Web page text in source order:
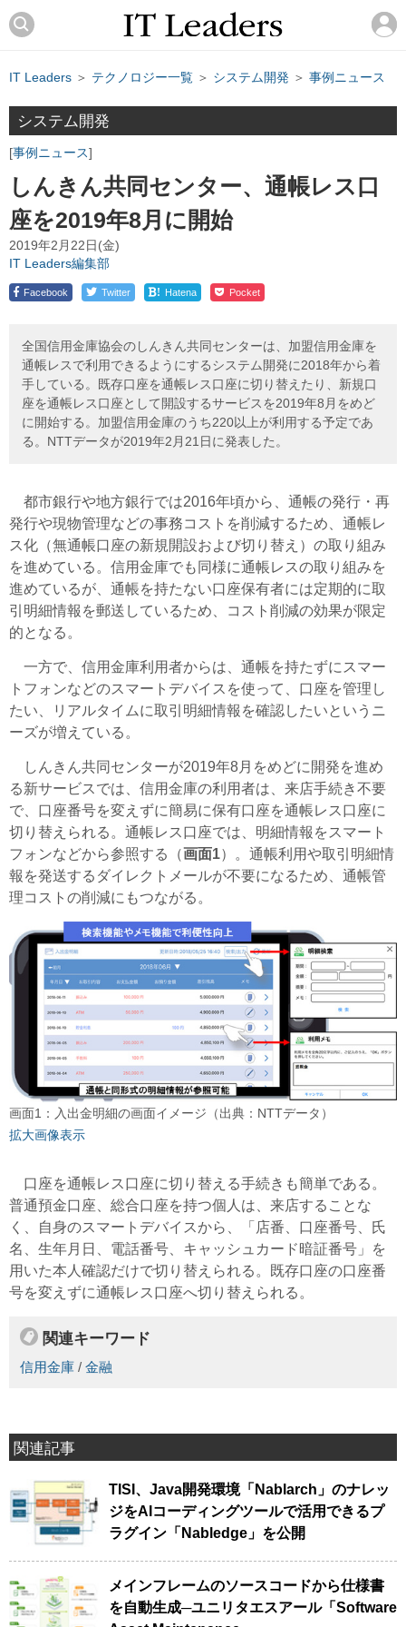
IT Leaders ＞ テクノロジー一覧 ＞ システム開発 ＞ 事例ニュース
システム開発
事例ニュース
しんきん共同センター、通帳レス口
座を2019年8月に開始
2019年2月22日(金)
IT Leaders編集部
Facebook Twitter ! Hatena Pocket
全国信用金庫協会のしんきん共同センターは、加盟信用金庫を
通帳レスで利用できるようにするシステム開発に2018年から着
手している。既存口座を通帳レス口座に切り替えたり、新規口
座を通帳レス口座として開設するサービスを2019年8月をめど
に開始する。加盟信用金庫のうち220以上が利用する予定であ
る。NTTデータが2019年2月21日に発表した。
都市銀行や地方銀行では2016年頃から、通帳の発行・再
発行や現物管理などの事務コストを削減するため、通帳レ
ス化（無通帳口座の新規開設および切り替え）の取り組み
を進めている。信用金庫でも同様に通帳レスの取り組みを
進めているが、通帳を持たない口座保有者には定期的に取
引明細情報を郵送しているため、コスト削減の効果が限定
的となる。
一方で、信用金庫利用者からは、通帳を持たずにスマー
トフォンなどのスマートデバイスを使って、口座を管理し
たい、リアルタイムに取引明細情報を確認したいというニ
ーズが増えている。
しんきん共同センターが2019年8月をめどに開発を進め
る新サービスでは、信用金庫の利用者は、来店手続き不要
で、口座番号を変えずに簡易に保有口座を通帳レス口座に
切り替えられる。通帳レス口座では、明細情報をスマート
フォンなどから参照する（画面1）。通帳利用や取引明細情
報を発送するダイレクトメールが不要になるため、通帳管
理コストの削減にもつながる。
画面1：入出金明細の画面イメージ（出典：NTTデータ）
拡大画像表示
口座を通帳レス口座に切り替える手続きも簡単である。
普通預金口座、総合口座を持つ個人は、来店することな
く、自身のスマートデバイスから、「店番、口座番号、氏
名、生年月日、電話番号、キャッシュカード暗証番号」を
用いた本人確認だけで切り替えられる。既存口座の口座番
号を変えずに通帳レス口座へ切り替えられる。
関連キーワード
信用金庫 / 金融
関連記事
TISI、Java開発環境「Nablarch」のナレッ
ジをAIコーディングツールで活用できるプ
ラグイン「Nabledge」を公開
メインフレームのソースコードから仕様書
を自動生成─ユニリタエスアール「Software